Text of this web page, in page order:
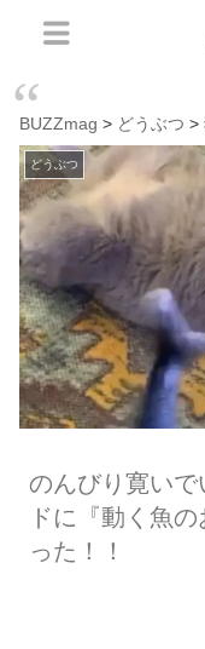
BUZZmag > どうぶつ >
どうぶつ
のんびり寛い
ドに『動く魚
った！！